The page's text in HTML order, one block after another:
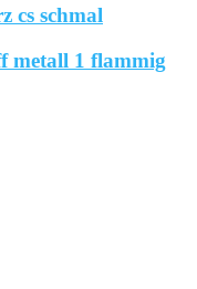
cs schmal
metall 1 flammig